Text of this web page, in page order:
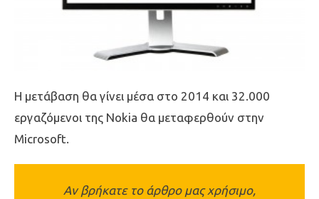
Η μετάβαση θα γίνει μέσα στο 2014 και 32.000
εργαζόμενοι της Nokia θα μεταφερθούν στην
Microsoft.
Αν βρήκατε το άρθρο μας χρήσιμο,